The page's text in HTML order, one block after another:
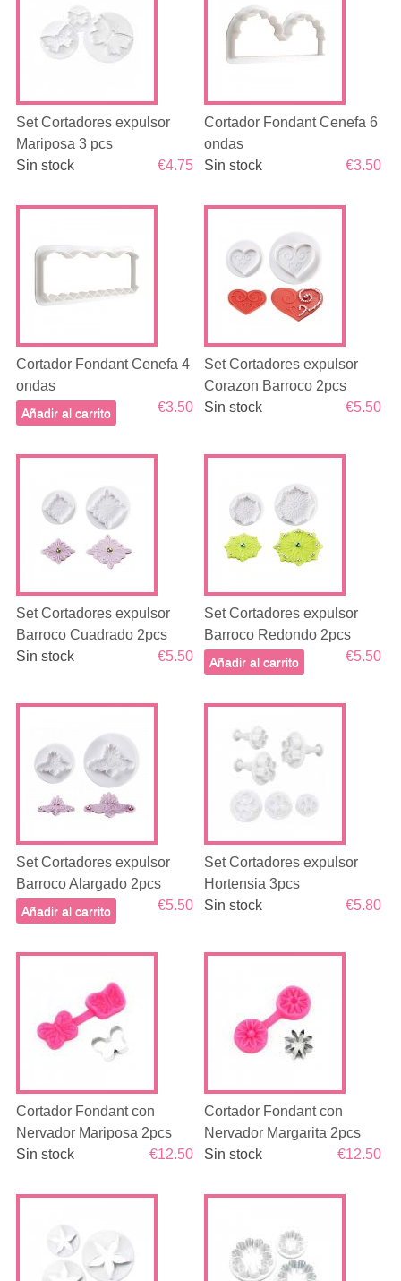
Set Cortadores expulsor
Mariposa 3 pcs
€4.75
Sin stock
Cortador Fondant Cenefa 6
ondas
€3.50
Sin stock
Cortador Fondant Cenefa 4
ondas
€3.50
Añadir al carrito
Set Cortadores expulsor
Corazon Barroco 2pcs
€5.50
Sin stock
Set Cortadores expulsor
Barroco Cuadrado 2pcs
€5.50
Sin stock
Set Cortadores expulsor
Barroco Redondo 2pcs
€5.50
Añadir al carrito
Set Cortadores expulsor
Barroco Alargado 2pcs
€5.50
Añadir al carrito
Set Cortadores expulsor
Hortensia 3pcs
€5.80
Sin stock
Cortador Fondant con
Nervador Mariposa 2pcs
€12.50
Sin stock
Cortador Fondant con
Nervador Margarita 2pcs
€12.50
Sin stock